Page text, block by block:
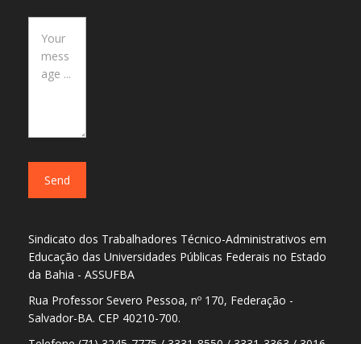
Sindicato dos Trabalhadores Técnico-Administrativos em
Educação das Universidades Públicas Federais no Estado
da Bahia - ASSUFBA
Rua Professor Severo Pessoa, nº 170, Federação -
Salvador-BA. CEP 40210-700.